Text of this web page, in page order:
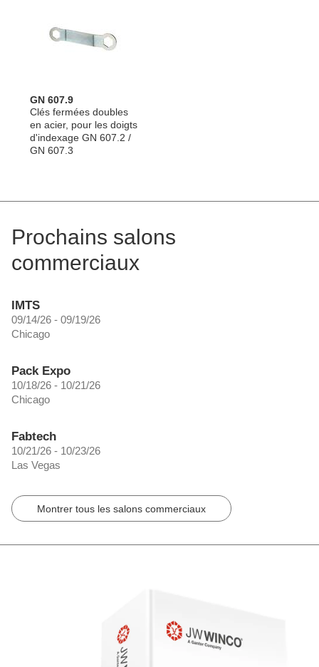
GN 607.9
Clés fermées doubles
en acier, pour les doigts
d'indexage GN 607.2 /
GN 607.3
Prochains salons
commerciaux
IMTS
09/14/26 - 09/19/26
Chicago
Pack Expo
10/18/26 - 10/21/26
Chicago
Fabtech
10/21/26 - 10/23/26
Las Vegas
Montrer tous les salons commerciaux